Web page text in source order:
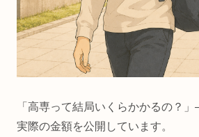
「高専って結局いくらかかるの？
実際の金額を公開しています。